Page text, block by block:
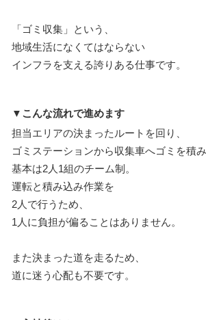
「ゴミ収集」という、
地域生活になくてはならない
インフラを支える誇りある仕事です。
▼こんな流れで進めます
担当エリアの決まったルートを回り、
ゴミステーションから収集車へゴミを積み
基本は2人1組のチーム制。
運転と積み込み作業を
2人で行うため、
1人に負担が偏ることはありません。
また決まった道を走るため、
道に迷う心配も不要です。